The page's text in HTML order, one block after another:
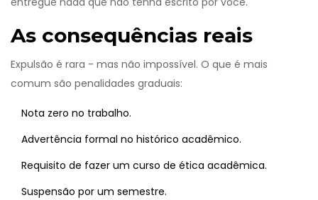
As consequências reais
Expulsão é rara - mas não impossível. O que é mais
comum são penalidades graduais:
Nota zero no trabalho.
Advertência formal no histórico acadêmico.
Requisito de fazer um curso de ética acadêmica.
Suspensão por um semestre.